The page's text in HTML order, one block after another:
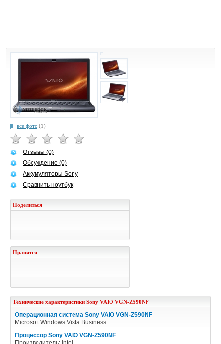
все фото (1)
Отзывы (0)
Обсуждение (0)
Аккумуляторы Sony
Сравнить ноутбук
Поделиться
Нравится
Технические характеристики Sony VAIO VGN-Z590NF
Операционная система Sony VAIO VGN-Z590NF
Microsoft Windows Vista Business
Процессор Sony VAIO VGN-Z590NF
Производитель: Intel